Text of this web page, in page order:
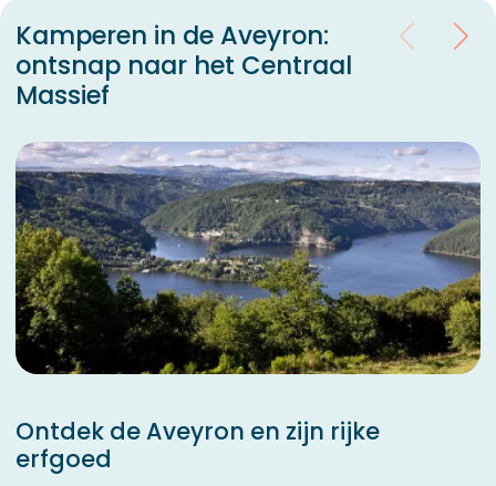
Kamperen in de Aveyron:
ontsnap naar het Centraal
Massief
Ontdek de Aveyron en zijn rijke
erfgoed